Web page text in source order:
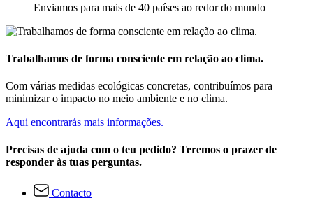
Enviamos para mais de 40 países ao redor do mundo
Trabalhamos de forma consciente em relação ao clima.
Com várias medidas ecológicas concretas, contribuímos para
minimizar o impacto no meio ambiente e no clima.
Aqui encontrarás mais informações.
Precisas de ajuda com o teu pedido? Teremos o prazer de
responder às tuas perguntas.
Contacto